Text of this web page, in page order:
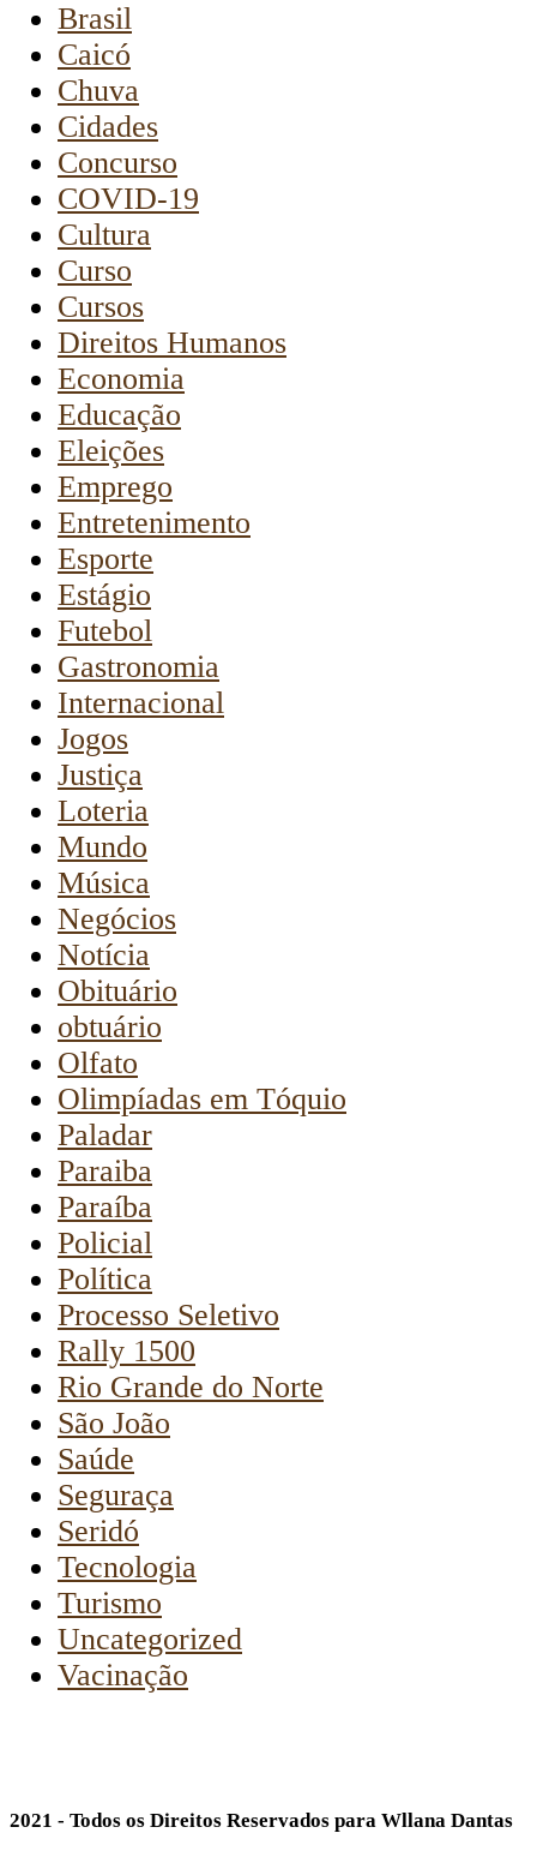
Brasil
Caicó
Chuva
Cidades
Concurso
COVID-19
Cultura
Curso
Cursos
Direitos Humanos
Economia
Educação
Eleições
Emprego
Entretenimento
Esporte
Estágio
Futebol
Gastronomia
Internacional
Jogos
Justiça
Loteria
Mundo
Música
Negócios
Notícia
Obituário
obtuário
Olfato
Olimpíadas em Tóquio
Paladar
Paraiba
Paraíba
Policial
Política
Processo Seletivo
Rally 1500
Rio Grande do Norte
São João
Saúde
Seguraça
Seridó
Tecnologia
Turismo
Uncategorized
Vacinação
2021 - Todos os Direitos Reservados para Wllana Dantas